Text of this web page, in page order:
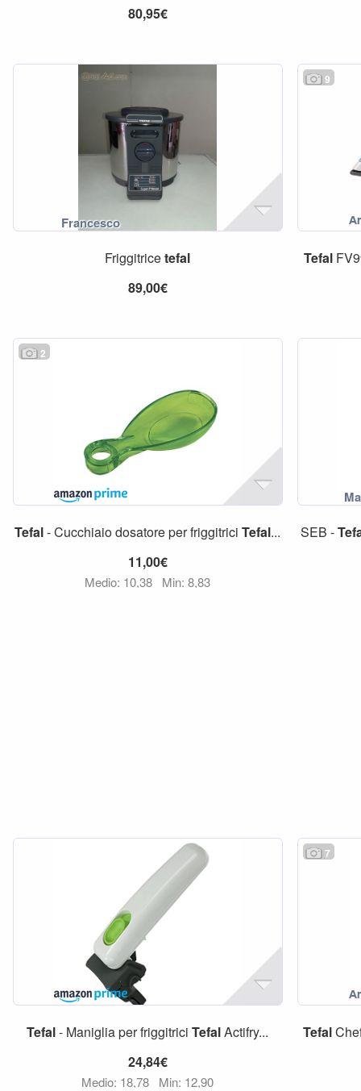
80,95€
Friggitricetefal
89,00€
9
Tefal
2
Tefal- Cucchiaio dosatore per friggitriciTefal...
11,00€
Medio: 10,38 Min: 8,83
SEB -
Tefal- Maniglia per friggitriciTefalActifry...
24,84€
Medio: 18,78 Min: 12,90
7
Tefal